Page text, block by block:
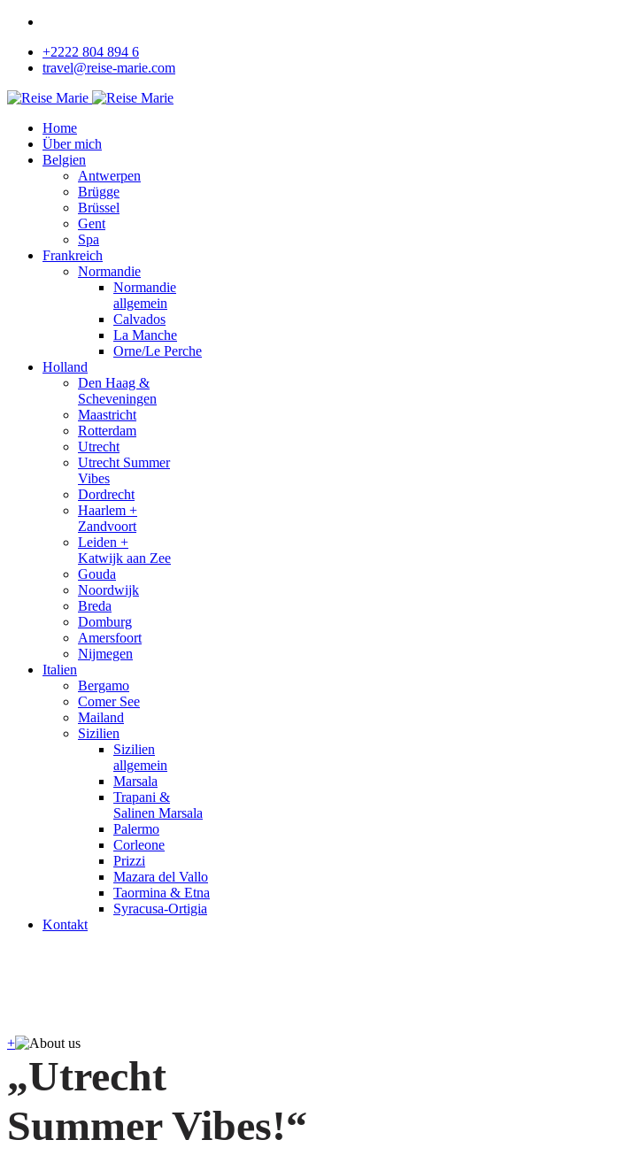
+2222 804 894 6
travel@reise-marie.com
Home
Über mich
Belgien
Antwerpen
Brügge
Brüssel
Gent
Spa
Frankreich
Normandie
Normandie
allgemein
Calvados
La Manche
Orne/Le Perche
Holland
Den Haag &
Scheveningen
Maastricht
Rotterdam
Utrecht
Utrecht Summer
Vibes
Dordrecht
Haarlem +
Zandvoort
Leiden +
Katwijk aan Zee
Gouda
Noordwijk
Breda
Domburg
Amersfoort
Nijmegen
Italien
Bergamo
Comer See
Mailand
Sizilien
Sizilien
allgemein
Marsala
Trapani &
Salinen Marsala
Palermo
Corleone
Prizzi
Mazara del Vallo
Taormina & Etna
Syracusa-Ortigia
Kontakt
+
„Utrecht
Summer Vibes!“